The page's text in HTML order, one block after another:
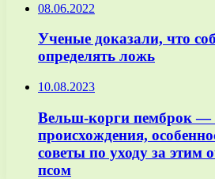
08.06.2022
Ученые доказали, что
определять ложь
10.08.2023
Вельш-корги пемброк —
происхождения,
советы по уходу за этим
псом